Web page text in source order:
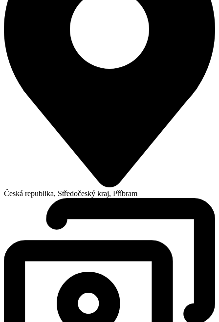
Česká republika, Středočeský kraj, Příbram